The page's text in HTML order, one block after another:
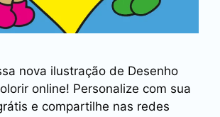
nova ilustração de Desenho
online! Personalize com sua
e compartilhe nas redes